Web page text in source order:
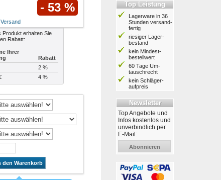
- 53 %
Versand
Produkt erhalten Sie
Rabatt:
Ihrer
Rabatt
2 %
4 %
den Warenkorb
Top Leistung
Lagerware in 36
Stunden ver­sand­
fertig
riesiger Lager­
bestand
kein Mindest­
bestell­wert
60 Tage Um­
tausch­recht
kein Schläger­
aufpreis
Newsletter
Top Angebote und
Infos kostenlos und
unverbindlich per
E-Mail:
Abonnieren